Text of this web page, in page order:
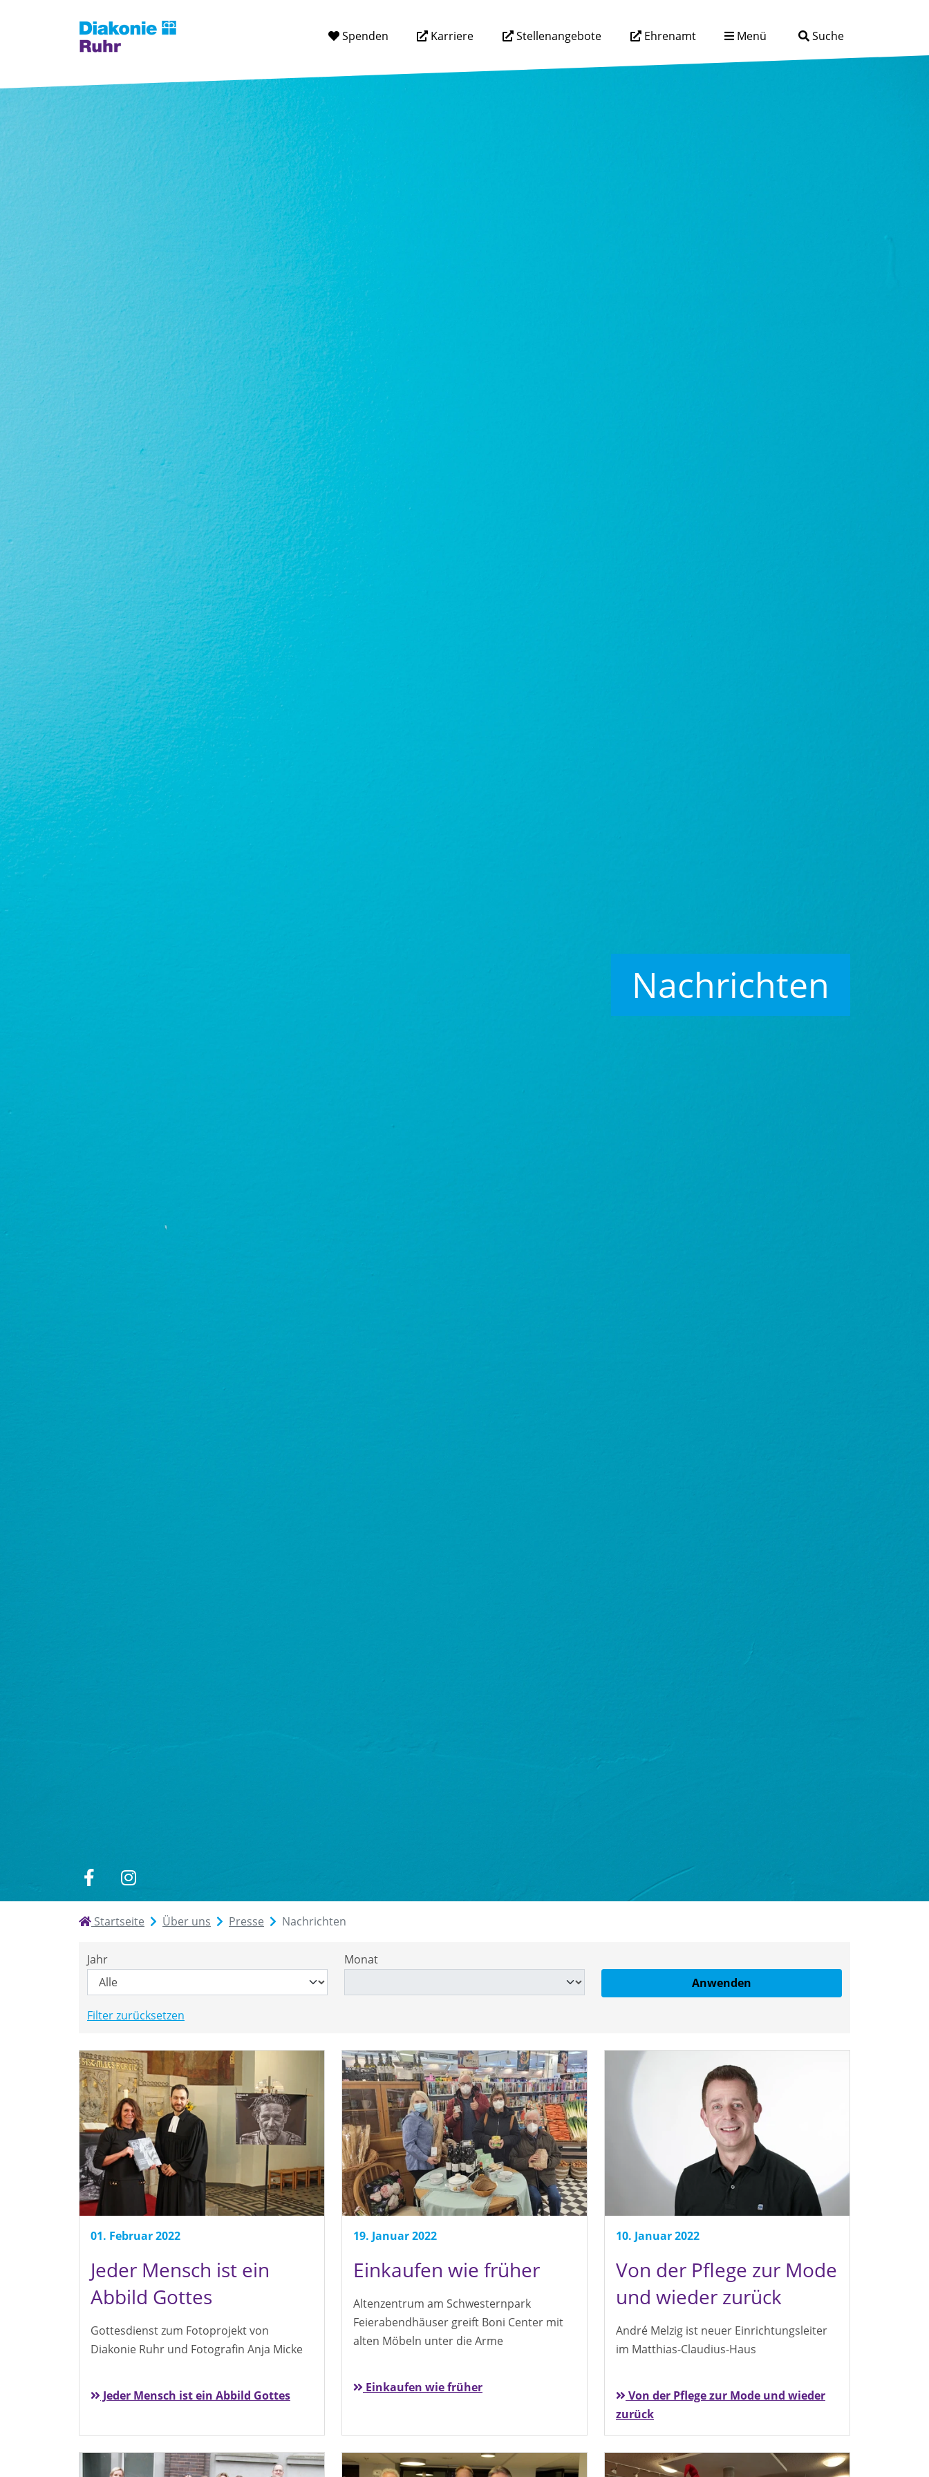
Spenden Karriere Stellenangebote Ehrenamt Menü Suche
Nachrichten
FacebookInstagram
Startseite Über uns Presse Nachrichten
Jahr Monat
Filter zurücksetzen
01. Februar 2022
Jeder Mensch ist ein
Abbild Gottes
Gottesdienst zum Fotoprojekt von
Diakonie Ruhr und Fotografin Anja Micke
Jeder Mensch ist ein Abbild Gottes
19. Januar 2022
Einkaufen wie früher
Altenzentrum am Schwesternpark
Feierabendhäuser greift Boni Center mit
alten Möbeln unter die Arme
Einkaufen wie früher
10. Januar 2022
Von der Pflege zur Mode
und wieder zurück
André Melzig ist neuer Einrichtungsleiter
im Matthias-Claudius-Haus
Von der Pflege zur Mode und wieder
zurück